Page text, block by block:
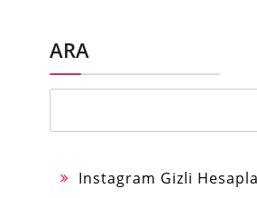
ARA
Instagram Gizli